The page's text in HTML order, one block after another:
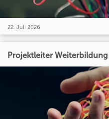
22. Juli 2026
Projektleiter